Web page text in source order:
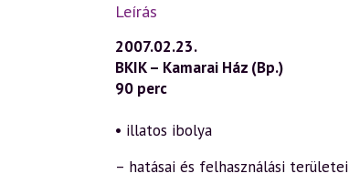
Leírás
2007.02.23.
BKIK – Kamarai Ház (Bp.)
90 perc
• illatos ibolya
– hatásai és felhasználási területei